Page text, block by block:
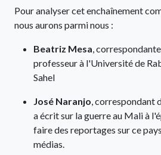
Pour analyser cet enchaînement
nous aurons parmi nous :
Beatriz Mesa,
professeur à l'Université de
Sahel
José Naranjo, correspondant
a écrit sur la guerre au Mali à
faire des reportages sur ce
médias.